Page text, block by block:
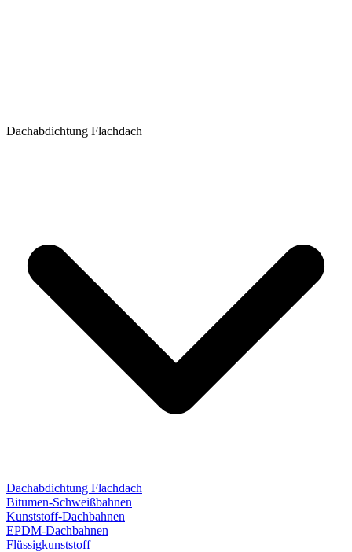
Dachabdichtung Flachdach
Dachabdichtung Flachdach
Bitumen-Schweißbahnen
Kunststoff-Dachbahnen
EPDM-Dachbahnen
Flüssigkunststoff